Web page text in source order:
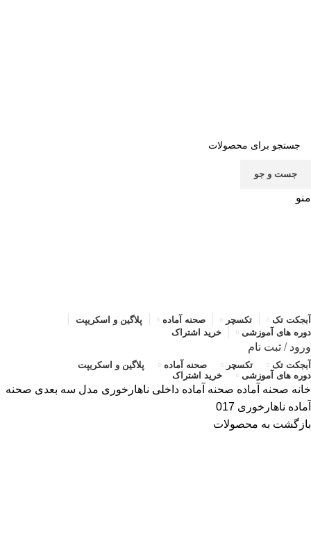
جست و جو
منو
آبجکت تک تکسچر صحنه آماده
پلاگین و اسکریپت
دوره های آموزشی
خرید اشتراک
ورود / ثبت نام
آبجکت تک تکسچر صحنه آماده
پلاگین و اسکریپت
دوره های آموزشی
خرید اشتراک
خانه صحنه آماده صحنه آماده داخلی ناهارخوری مدل سه بعدی صحنه
آماده ناهارخوری 017
بازگشت به محصولات